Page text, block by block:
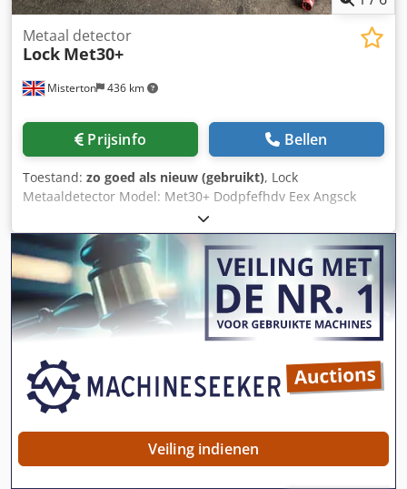
Misterton 436 km
Metaal detector
Lock Met30+
Prijsinfo Bellen
Toestand: zo goed als nieuw (gebruikt), Lock
Metaaldetector Model: Met30+ Dodpfefhdv Eex Angsck
Roestvrijstalen frame, lamellenketting riem, riemmaat
1900mm x 80mm, opening 140mm x 300mm, 3Ph
Veiling indienen